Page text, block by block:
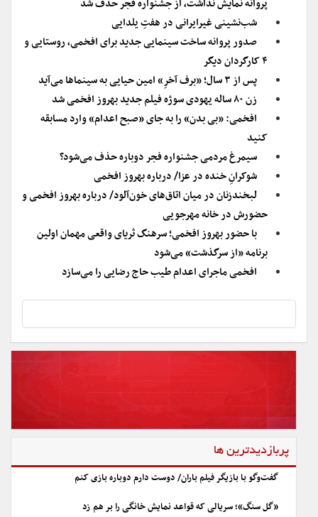
پروانه نمایش نداشت، از جشنواره فجر حذف شد
شب‌نشینی غیرایرانی در هفتِ یلدایی
صدور پروانه ساخت سینمایی جدید برای افخمی، روستایی و
۴ کارگردان دیگر
پس از ۳ سال؛ «برف آخرِ» امین حیایی به سینماها می‌آید
زن ۸۰ ساله یهودی سوژه فیلم جدید بهروز افخمی شد
افخمی: «بی بدن» را به جای «صبح اعدام» وارد مسابقه
کنید
سیمرغ مردمی جشنواره فجر دوباره حذف می‌شود؟
شوکرانِ خنده در عزا/ درباره بهروز افخمی
لبخندزنان در میان اتاق‌های خون‌آلود/ درباره بهروز افخمی و
حضورش در خانه مهرجویی
با حضور بهروز افخمی؛ سرهنگ ثریای واقعی مهمان اولین
برنامه «از سرگذشت» می‌شود
افخمی ماجرای اعدام طیب حاج رضایی را می‌سازد
پربازدیدترین ها
گفت‌وگو با بازیگر فیلم باران/ دوست دارم دوباره بازی کنم
«گل سنگ»؛ سریالی که قواعد نمایش خانگی را بر هم زد